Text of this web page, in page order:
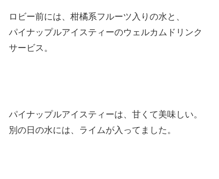
ロビー前には、柑橘系フルーツ入りの水と、
パイナップルアイスティーのウェルカムドリンク
サービス。
パイナップルアイスティーは、甘くて美味しい。
別の日の水には、ライムが入ってました。